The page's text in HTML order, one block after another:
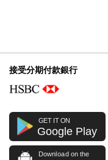
接受分期付款銀行
GET IT ON
Google Play
Download on the